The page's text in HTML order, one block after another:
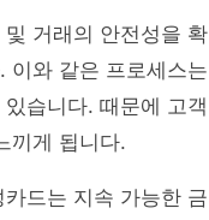
거래의 안전성을 확
이와 같은 프로세스는
습니다. 때문에 고객
끼게 됩니다.
드는 지속 가능한 금